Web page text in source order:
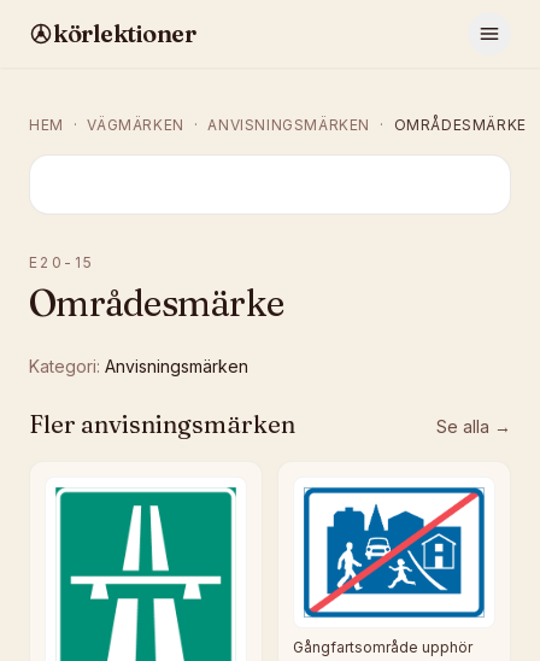
körlektioner
HEM · VÄGMÄRKEN · ANVISNINGSMÄRKEN · OMRÅDESMÄRKE
E20-15
Områdesmärke
Kategori: Anvisningsmärken
Fler anvisningsmärken Se alla →
Gångfartsområde upphör